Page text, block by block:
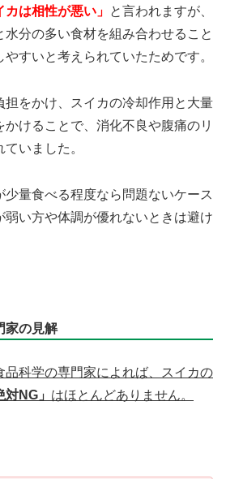
カは相性が悪い」 と言われますが、
水分の多い食材を組み合わせること
すいと考えられていたためです。
担をかけ、スイカの冷却作用と大量
けることで、消化不良や腹痛のリ
いました。
量食べる程度なら問題ないケース
弱い方や体調が優れないときは避け
家の見解
品科学の専門家によれば、スイカの
対NG」 はほとんどありません。